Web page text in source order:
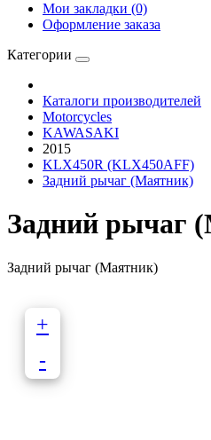
Мои закладки (0)
Оформление заказа
Категории
Каталоги производителей
Motorcycles
KAWASAKI
2015
KLX450R (KLX450AFF)
Задний рычаг (Маятник)
Задний рычаг
Задний рычаг (Маятник)
+
-